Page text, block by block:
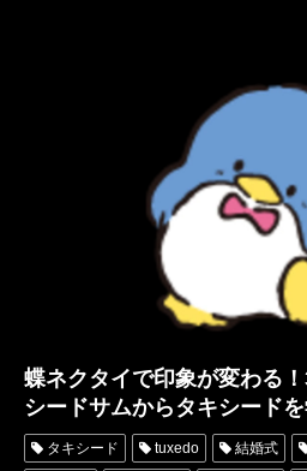
タキシー
ジェームズボ
MUNETAKAYOKOYAAMA
蝶ネクタイで印象が変わる
シードサムからタキシード
タキシード tuxedo 結婚式